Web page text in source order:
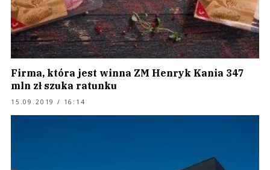
Firma, która jest winna ZM Henryk Kania 347
mln zł szuka ratunku
15.09.2019 / 16:14